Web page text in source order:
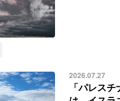
2026.07.27
「パレス